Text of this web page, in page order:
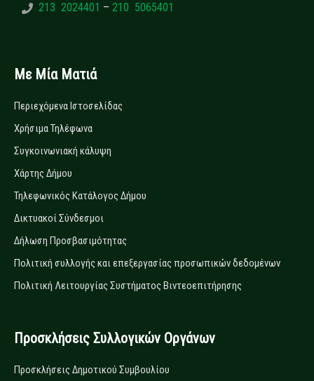
213 2024401 – 210 5065401
Με Μία Ματιά
Περιεχόμενα Ιστοσελίδας
Χρήσιμα Τηλέφωνα
Συγκοινωνιακή κάλυψη
Χάρτης Δήμου
Τηλεφωνικός Κατάλογος Δήμου
Δικτυακοί Σύνδεσμοι
Δήλωση Προσβασιμότητας
Πολιτική συλλογής και επεξεργασίας προσωπικών δεδομένων
Πολιτική Λειτουργίας Συστήματος Βιντεοεπιτήρησης
Προσκλήσεις Συλλογικών Οργάνων
Προσκλήσεις Δημοτικού Συμβουλίου